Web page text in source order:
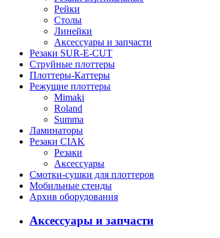
Рейки
Столы
Линейки
Аксессуары и запчасти
Резаки SUR-E-CUT
Струйные плоттеры
Плоттеры-Каттеры
Режущие плоттеры
Mimaki
Roland
Summa
Ламинаторы
Резаки CIAK
Резаки
Аксессуары
Смотки-сушки для плоттеров
Мобильные стенды
Архив оборудования
Аксессуары и запчасти